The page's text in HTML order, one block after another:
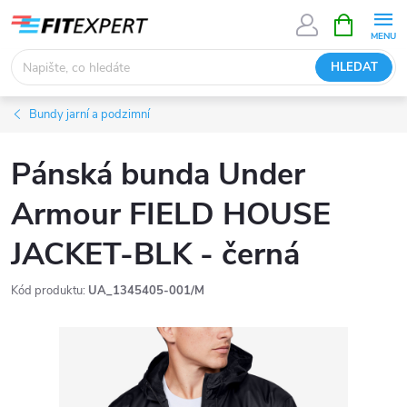
obsah
HLEDAT
NÁKUPNÍ
KOŠÍK
Bundy jarní a podzimní
Pánská bunda Under
Armour FIELD HOUSE
JACKET-BLK - černá
Kód produktu: UA_1345405-001/M